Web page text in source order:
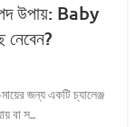
উপায়: Baby
জন্য একটি চ্যালেঞ্জ
বা স...